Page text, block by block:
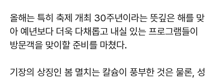
올해는 특히 축제 개최 30주년이라는 뜻깊은 해를 맞
아 예년보다 더욱 다채롭고 내실 있는 프로그램들이
방문객을 맞이할 준비를 마쳤다.
기장의 상징인 봄 멸치는 칼슘이 풍부한 것은 물론, 성